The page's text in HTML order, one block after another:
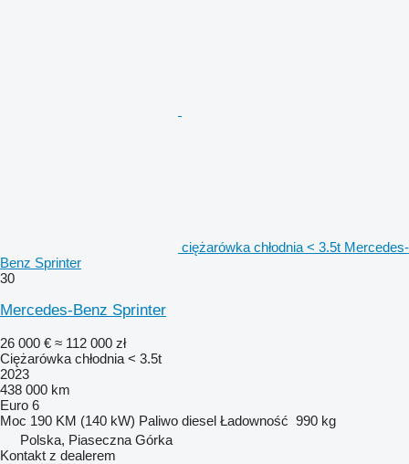
ciężarówka chłodnia < 3.5t Mercedes-
Benz Sprinter
30
Mercedes-Benz Sprinter
26 000 € ≈ 112 000 zł
Ciężarówka chłodnia < 3.5t
2023
438 000 km
Euro 6
Moc 190 KM (140 kW) Paliwo diesel Ładowność 990 kg
Polska, Piaseczna Górka
Kontakt z dealerem